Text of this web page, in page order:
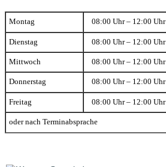
Montag 08:00 Uhr – 12:00 Uhr
Dienstag 08:00 Uhr – 12:00 Uhr
Mittwoch 08:00 Uhr – 12:00 Uhr
Donnerstag 08:00 Uhr – 12:00 Uhr
Freitag 08:00 Uhr – 12:00 Uhr
oder nach Terminabsprache